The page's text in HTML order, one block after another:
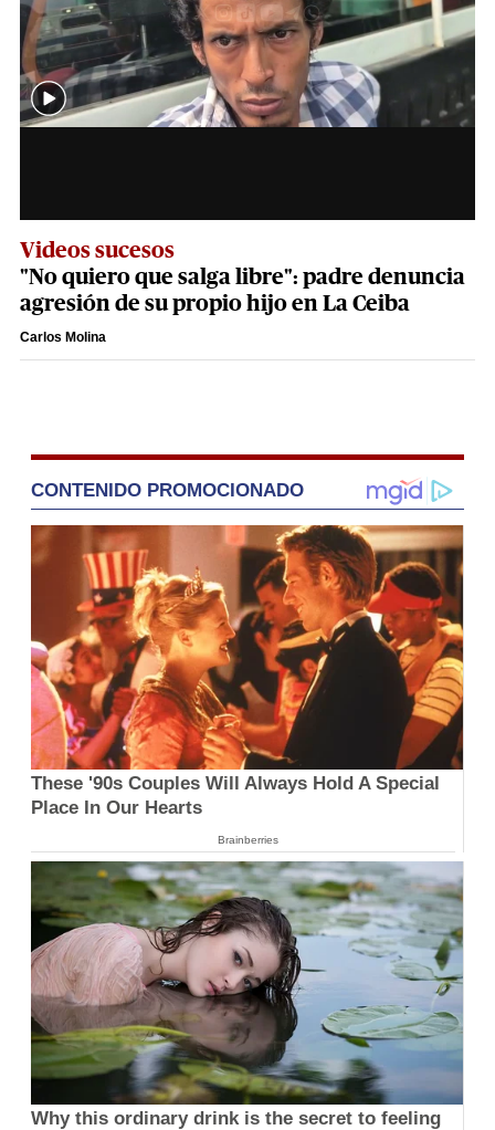
Videos sucesos
"No quiero que salga libre": padre denuncia
agresión de su propio hijo en La Ceiba
Carlos Molina
CONTENIDO PROMOCIONADO
These '90s Couples Will Always Hold A Special
Place In Our Hearts
Brainberries
Why this ordinary drink is the secret to feeling